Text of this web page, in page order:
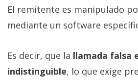
El remitente es manipulado
mediante un software
Es decir, que la llamada falsa
indistinguible, lo que exige